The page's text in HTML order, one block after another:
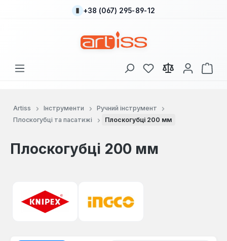
Перейти до основного вмісту
+38 (067) 295-89-12
У вас є 0 у списку
Artiss Інструменти
Ручний інструмент
Плоскогубці та пасатижі
Плоскогубці 200 мм
Плоскогубці 200 мм